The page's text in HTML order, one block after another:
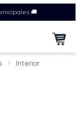
🚚
Interior